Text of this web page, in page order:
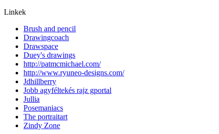
Linkek
Brush and pencil
Drawingcoach
Drawspace
Duey's drawings
http://patmcmichael.com/
http://www.ryuneo-designs.com/
Jdhillberry
Jobb agyféltekés rajz gportal
Jullia
Posemaniacs
The portraitart
Zindy Zone